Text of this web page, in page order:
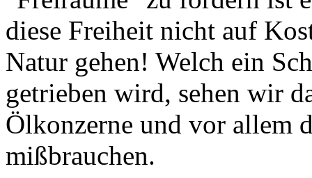
diese Freiheit nicht auf
Natur gehen! Welch ein
getrieben wird, sehen wir
Ölkonzerne und vor allem
mißbrauchen.